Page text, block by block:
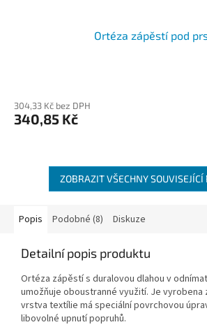
Ortéza zápěstí pod
produktu
je
304,33 Kč bez DPH
340,85 Kč
ZOBRAZIT VŠECHNY SOUVISEJÍCÍ
Popis Podobné (8) Diskuze
Detailní popis produktu
Ortéza zápěstí s duralovou dlahou v
umožňuje oboustranné využití. Je vyrobena
vrstva textílie má speciální povrchovou
libovolné upnutí popruhů.